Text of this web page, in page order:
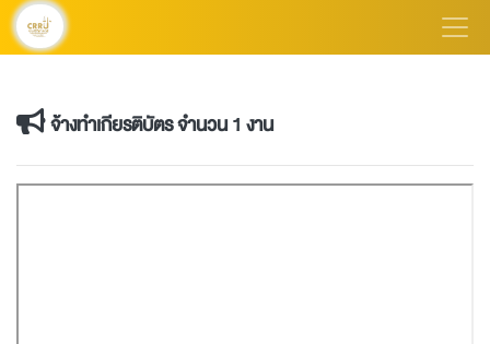
จ้างทำเกียรติบัตร จำนวน 1 งาน